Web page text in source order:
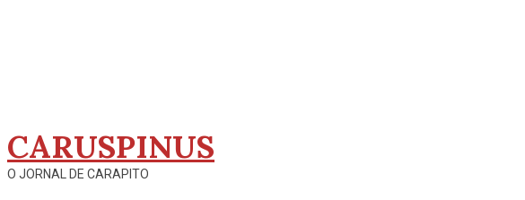
CARUSPINUS
O JORNAL DE CARAPITO